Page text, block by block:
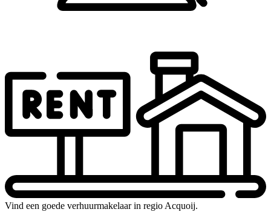
Vind een goede verhuurmakelaar in regio Acquoij.